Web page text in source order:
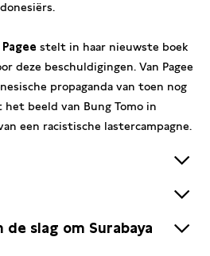
stelt in haar nieuwste boek
deze beschuldigingen. Van Pagee
propaganda van toen nog
beeld van Bung Tomo in
een racistische lastercampagne.
the violence that broke out
we pay attention to this chaotic
and in the Netherlands? On
historicus en schrijver. Ze
de slag om Surabaya